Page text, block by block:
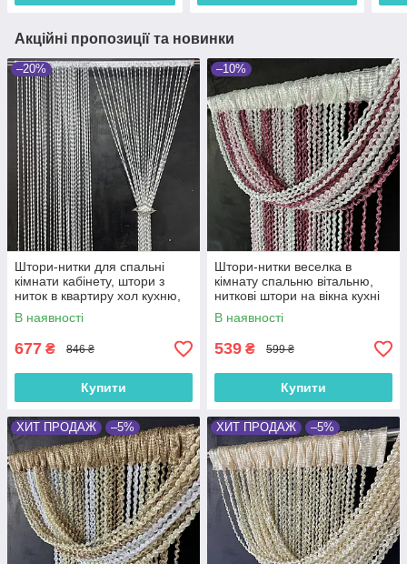
Акційні пропозиції та новинки
–20%
Штори-нитки для спальні
кімнати кабінету, штори з
ниток в квартиру хол кухню,
мотузкова тюль для балкона
кухні Сіра (NB-19)
В наявності
677 ₴ 846 ₴
Купити
–10%
Штори-нитки веселка в
кімнату спальню вітальню,
ниткові штори на вікна кухні
Рожево-біло-малинові (NS-
210)
В наявності
539 ₴ 599 ₴
Купити
ХИТ ПРОДАЖ –5% ХИТ ПРОДАЖ –5%